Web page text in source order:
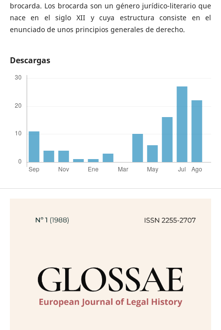
brocarda. Los brocarda son un género jurídico-literario que
nace en el siglo XII y cuya estructura consiste en el
enunciado de unos principios generales de derecho.
Descargas